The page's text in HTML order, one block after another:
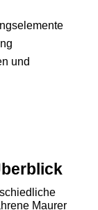
und
Maurer